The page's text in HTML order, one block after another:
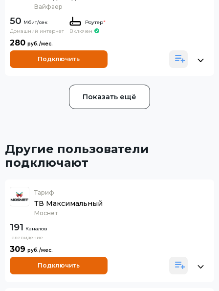
Вайфаер
50
Домашний интернет
Роутер*
Включен
280
Подключить
Показать ещё
Другие пользователи
подключают
Тариф
ТВ Максимальный
Моснет
191 Каналов
Телевидение
309
Подключить